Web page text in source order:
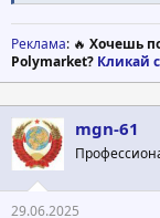
Реклама: 🔥 Хочешь
Polymarket? Кликай
mgn-61
29.06.2025